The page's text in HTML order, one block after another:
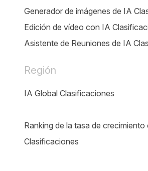
Generador de imágenes de IA
Edición de vídeo con IA
Asistente de Reuniones de IA
Región
IA Global Clasificaciones
Ranking de la tasa de crecimiento
Clasificaciones